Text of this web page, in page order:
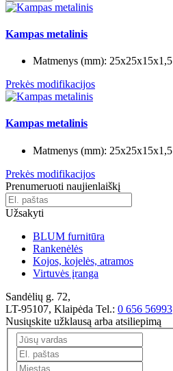
Kampas metalinis
Matmenys (mm): 25x25x15x1,5
Prekės modifikacijos
Kampas metalinis
Matmenys (mm): 25x25x15x1,5
Prekės modifikacijos
Prenumeruoti naujienlaiškį
Užsakyti
BLUM furnitūra
Rankenėlės
Kojos, kojelės, atramos
Virtuvės įranga
Sandėlių g. 72,
LT-95107, Klaipėda Tel.: 0 656 56993
Nusiųskite užklausą arba atsiliepimą